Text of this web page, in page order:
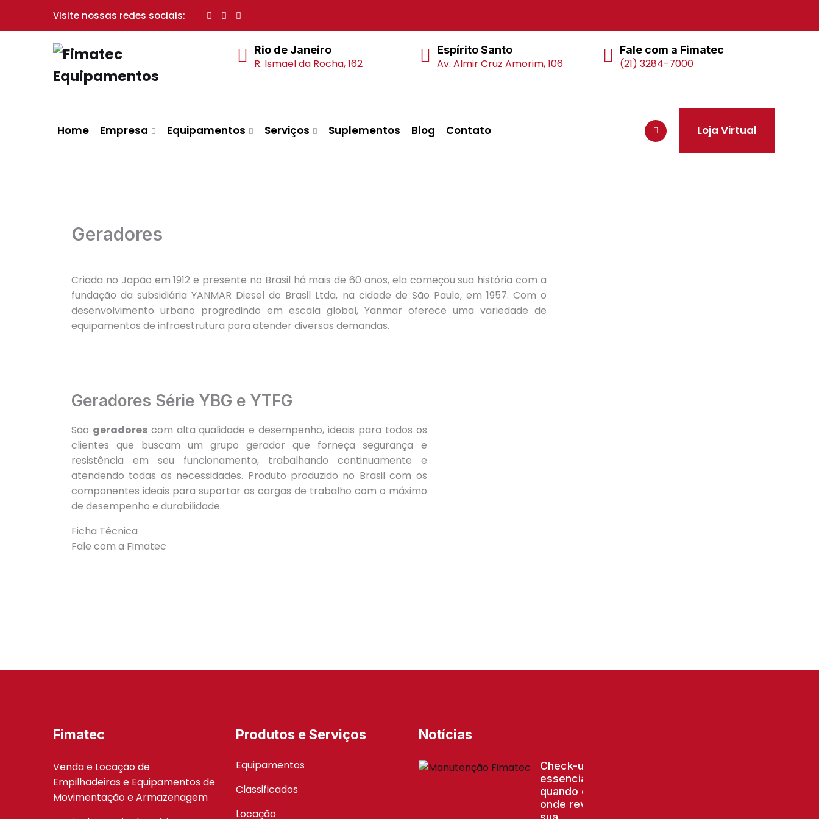
Visite nossas redes sociais:
Rio de Janeiro
R. Ismael da Rocha, 162
Espírito Santo
Av. Almir Cruz Amorim, 106
Fale com a Fimatec
(21) 3284-7000
Home Empresa Equipamentos Serviços Suplementos Blog Contato Loja Virtual
Geradores
Criada no Japão em 1912 e presente no Brasil há mais de 60 anos, ela começou sua história com a
fundação da subsidiária YANMAR Diesel do Brasil Ltda, na cidade de São Paulo, em 1957. Com o
desenvolvimento urbano progredindo em escala global, Yanmar oferece uma variedade de
equipamentos de infraestrutura para atender diversas demandas.
Geradores Série YBG e YTFG
São geradorescom alta qualidade e desempenho, ideais para todos os
clientes que buscam um grupo gerador que forneça segurança e
resistência em seu funcionamento, trabalhando continuamente e
atendendo todas as necessidades. Produto produzido no Brasil com os
componentes ideais para suportar as cargas de trabalho com o máximo
de desempenho e durabilidade.
Ficha Técnica
Fale com a Fimatec
Fimatec
Venda e Locação de
Empilhadeiras e Equipamentos de
Movimentação e Armazenagem
Produtos e Serviços
Equipamentos
Classificados
Locação
Notícias
Check-up
essencial:
quando e
onde revisar